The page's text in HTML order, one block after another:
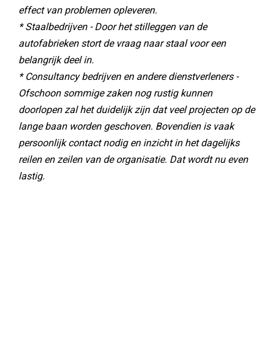
effect van problemen opleveren.
* Staalbedrijven - Door het stilleggen van de
autofabrieken stort de vraag naar staal voor een
belangrijk deel in.
* Consultancy bedrijven en andere dienstverleners -
Ofschoon sommige zaken nog rustig kunnen
doorlopen zal het duidelijk zijn dat veel projecten op de
lange baan worden geschoven. Bovendien is vaak
persoonlijk contact nodig en inzicht in het dagelijks
reilen en zeilen van de organisatie. Dat wordt nu even
lastig.